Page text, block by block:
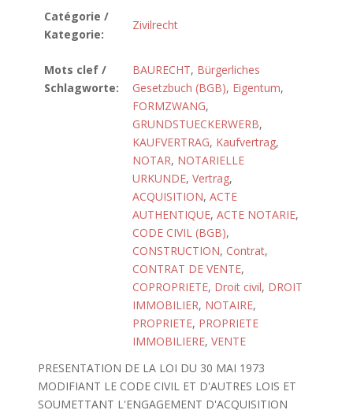
Catégorie /
Kategorie:
Zivilrecht
Mots clef /
Schlagworte:
BAURECHT, Bürgerliches
Gesetzbuch (BGB), Eigentum,
FORMZWANG,
GRUNDSTUECKERWERB,
KAUFVERTRAG, Kaufvertrag,
NOTAR, NOTARIELLE
URKUNDE, Vertrag,
ACQUISITION, ACTE
AUTHENTIQUE, ACTE NOTARIE,
CODE CIVIL (BGB),
CONSTRUCTION, Contrat,
CONTRAT DE VENTE,
COPROPRIETE, Droit civil, DROIT
IMMOBILIER, NOTAIRE,
PROPRIETE, PROPRIETE
IMMOBILIERE, VENTE
PRESENTATION DE LA LOI DU 30 MAI 1973
MODIFIANT LE CODE CIVIL ET D'AUTRES LOIS ET
SOUMETTANT L'ENGAGEMENT D'ACQUISITION